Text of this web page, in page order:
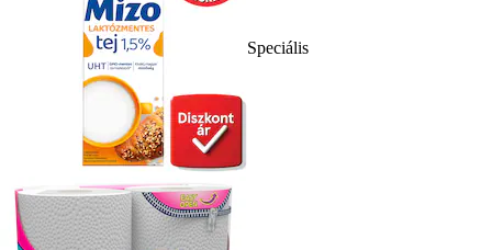
Speciális